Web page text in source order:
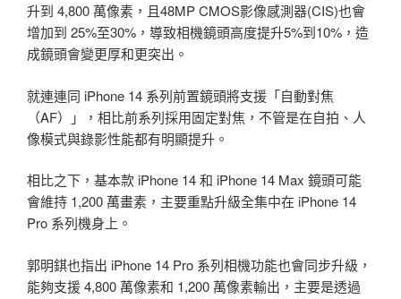
升到 4,800 萬像素，且48MP CMOS影像感測器(CIS)也會
增加到 25%至30%，導致相機鏡頭高度提升5%到10%，造
成鏡頭會變更厚和更突出。
就連連同 iPhone 14 系列前置鏡頭將支援「自動對焦
（AF）」，相比前系列採用固定對焦，不管是在自拍、人
像模式與錄影性能都有明顯提升。
相比之下，基本款 iPhone 14 和 iPhone 14 Max 鏡頭可能
會維持 1,200 萬畫素，主要重點升級全集中在 iPhone 14
Pro 系列機身上。
郭明錤也指出 iPhone 14 Pro 系列相機功能也會同步升級，
能夠支援 4,800 萬像素和 1,200 萬像素輸出，主要是透過